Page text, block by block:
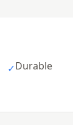
✓Durable